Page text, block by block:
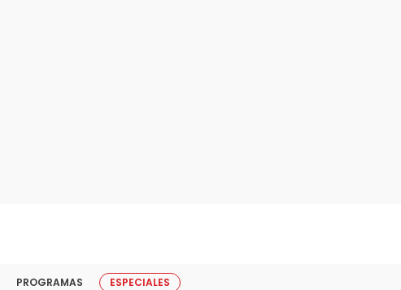
PROGRAMAS ESPECIALES